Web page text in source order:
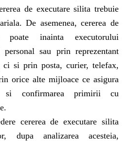
de executare silita trebuie
De asemenea, cererea de
inainta executorului
sau prin reprezentant
ci si prin posta, curier, telefax,
orice alte mijloace ce asigura
si confirmarea primirii cu
de executare silita
dupa analizarea acesteia,